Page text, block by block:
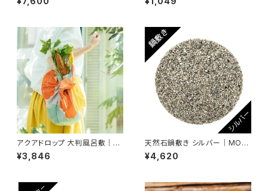
コ・サステナブル素材・アップサ
ツや多肉植物に最適【B】 サイ
アクアドロップ 大判風呂敷｜撥
水加工・防災・アウトドア・エコ・
SDGs対応の多機能布包み 非
¥3,846
天然石鍋敷き シルバー｜MOO
DE モーデ｜アップサイクル・エ
コ・SDGs対応｜ハンドメイド・
¥4,620